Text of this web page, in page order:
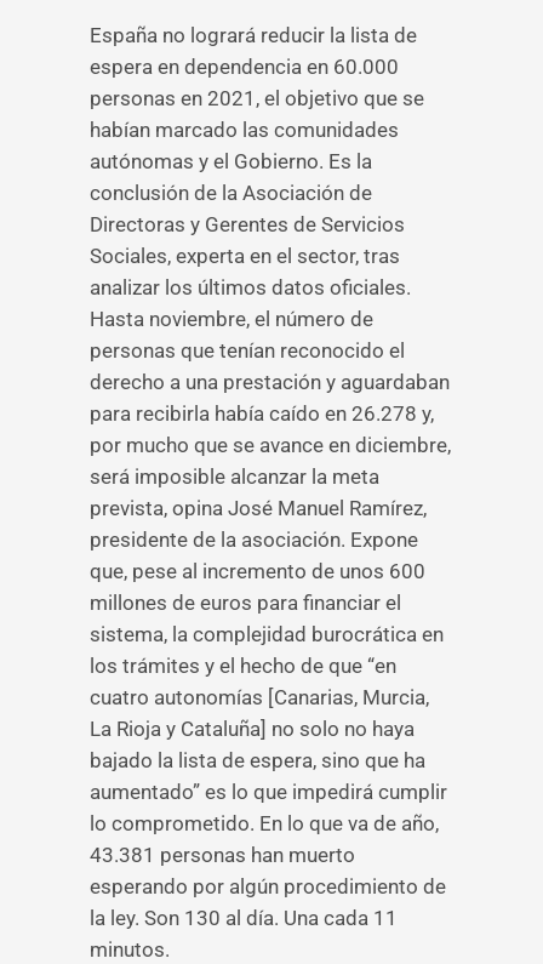
España no logrará reducir la lista de
espera en dependencia en 60.000
personas en 2021, el objetivo que se
habían marcado las comunidades
autónomas y el Gobierno. Es la
conclusión de la Asociación de
Directoras y Gerentes de Servicios
Sociales, experta en el sector, tras
analizar los últimos datos oficiales.
Hasta noviembre, el número de
personas que tenían reconocido el
derecho a una prestación y aguardaban
para recibirla había caído en 26.278 y,
por mucho que se avance en diciembre,
será imposible alcanzar la meta
prevista, opina José Manuel Ramírez,
presidente de la asociación. Expone
que, pese al incremento de unos 600
millones de euros para financiar el
sistema, la complejidad burocrática en
los trámites y el hecho de que “en
cuatro autonomías [Canarias, Murcia,
La Rioja y Cataluña] no solo no haya
bajado la lista de espera, sino que ha
aumentado” es lo que impedirá cumplir
lo comprometido. En lo que va de año,
43.381 personas han muerto
esperando por algún procedimiento de
la ley. Son 130 al día. Una cada 11
minutos.